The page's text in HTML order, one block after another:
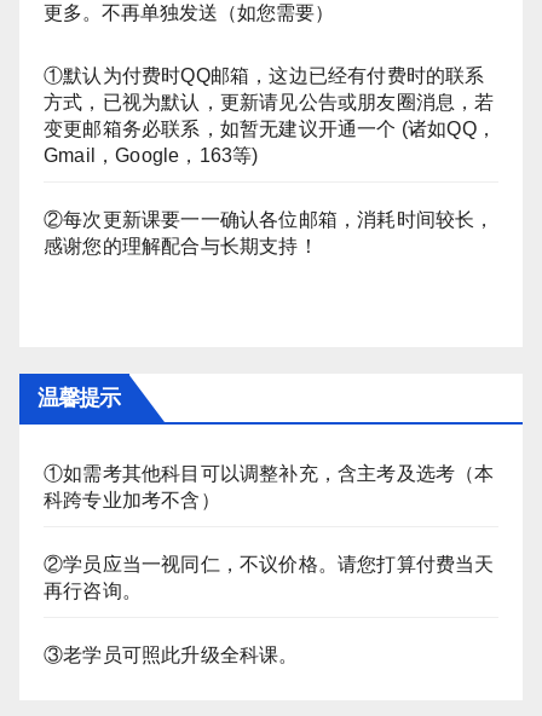
更多。不再单独发送（如您需要）
①默认为付费时QQ邮箱，这边已经有付费时的联系
方式，已视为默认，更新请见公告或朋友圈消息，若
变更邮箱务必联系，如暂无建议开通一个 (诸如QQ，
Gmail，Google，163等)
②每次更新课要一一确认各位邮箱，消耗时间较长，
感谢您的理解配合与长期支持！
温馨提示
①如需考其他科目可以调整补充，含主考及选考（本
科跨专业加考不含）
②学员应当一视同仁，不议价格。请您打算付费当天
再行咨询。
③老学员可照此升级全科课。